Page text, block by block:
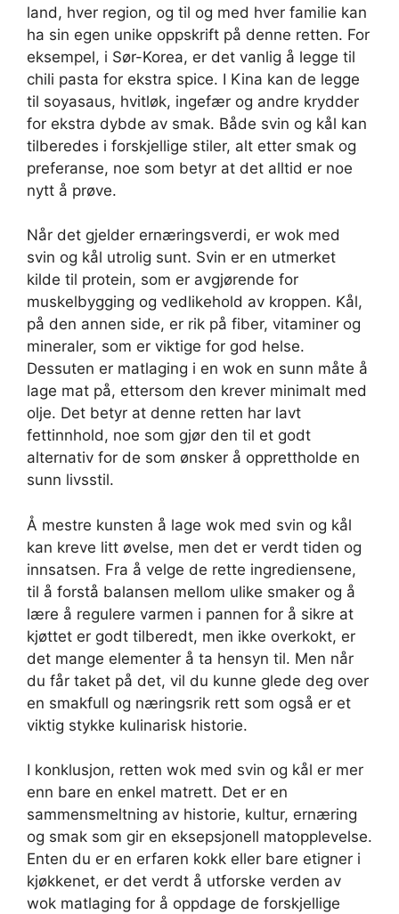
land, hver region, og til og med hver familie kan
ha sin egen unike oppskrift på denne retten. For
eksempel, i Sør-Korea, er det vanlig å legge til
chili pasta for ekstra spice. I Kina kan de legge
til soyasaus, hvitløk, ingefær og andre krydder
for ekstra dybde av smak. Både svin og kål kan
tilberedes i forskjellige stiler, alt etter smak og
preferanse, noe som betyr at det alltid er noe
nytt å prøve.
Når det gjelder ernæringsverdi, er wok med
svin og kål utrolig sunt. Svin er en utmerket
kilde til protein, som er avgjørende for
muskelbygging og vedlikehold av kroppen. Kål,
på den annen side, er rik på fiber, vitaminer og
mineraler, som er viktige for god helse.
Dessuten er matlaging i en wok en sunn måte å
lage mat på, ettersom den krever minimalt med
olje. Det betyr at denne retten har lavt
fettinnhold, noe som gjør den til et godt
alternativ for de som ønsker å opprettholde en
sunn livsstil.
Å mestre kunsten å lage wok med svin og kål
kan kreve litt øvelse, men det er verdt tiden og
innsatsen. Fra å velge de rette ingrediensene,
til å forstå balansen mellom ulike smaker og å
lære å regulere varmen i pannen for å sikre at
kjøttet er godt tilberedt, men ikke overkokt, er
det mange elementer å ta hensyn til. Men når
du får taket på det, vil du kunne glede deg over
en smakfull og næringsrik rett som også er et
viktig stykke kulinarisk historie.
I konklusjon, retten wok med svin og kål er mer
enn bare en enkel matrett. Det er en
sammensmeltning av historie, kultur, ernæring
og smak som gir en eksepsjonell matopplevelse.
Enten du er en erfaren kokk eller bare etigner i
kjøkkenet, er det verdt å utforske verden av
wok matlaging for å oppdage de forskjellige